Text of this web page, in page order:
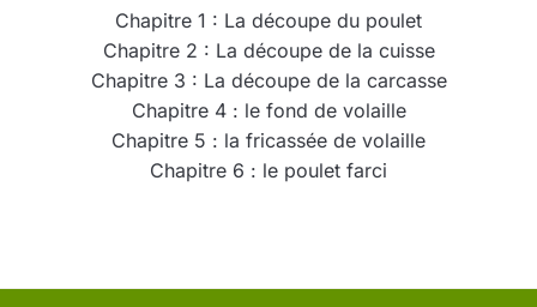
Chapitre 1 : La découpe du poulet
Chapitre 2 : La découpe de la cuisse
Chapitre 3 : La découpe de la carcasse
Chapitre 4 : le fond de volaille
Chapitre 5 : la fricassée de volaille
Chapitre 6 : le poulet farci